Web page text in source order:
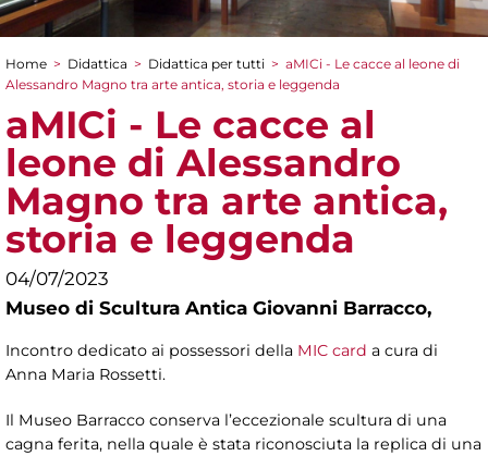
Tu sei qui
Home > Didattica > Didattica per tutti > aMICi - Le cacce al leone di
Alessandro Magno tra arte antica, storia e leggenda
aMICi - Le cacce al
leone di Alessandro
Magno tra arte antica,
storia e leggenda
04/07/2023
Museo di Scultura Antica Giovanni Barracco,
Incontro dedicato ai possessori della MIC card a cura di
Anna Maria Rossetti.
Il Museo Barracco conserva l’eccezionale scultura di una
cagna ferita, nella quale è stata riconosciuta la replica di una